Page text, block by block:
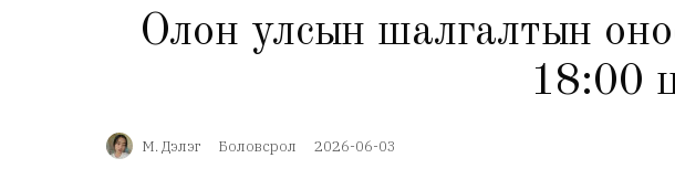
Олон улсын шалгалтын
18:00
М. Дэлэг Боловсрол 2026-06-03